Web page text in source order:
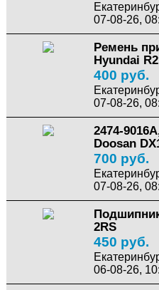
07-08-26,
Ремень
Hyundai
400 руб.
07-08-26,
2474-
Doosan
700 руб.
07-08-26,
2RS
450 руб.
06-08-26,